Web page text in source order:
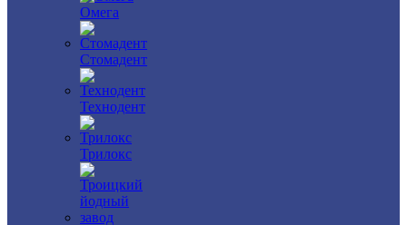
Омега
Стомадент
Технодент
Трилокс